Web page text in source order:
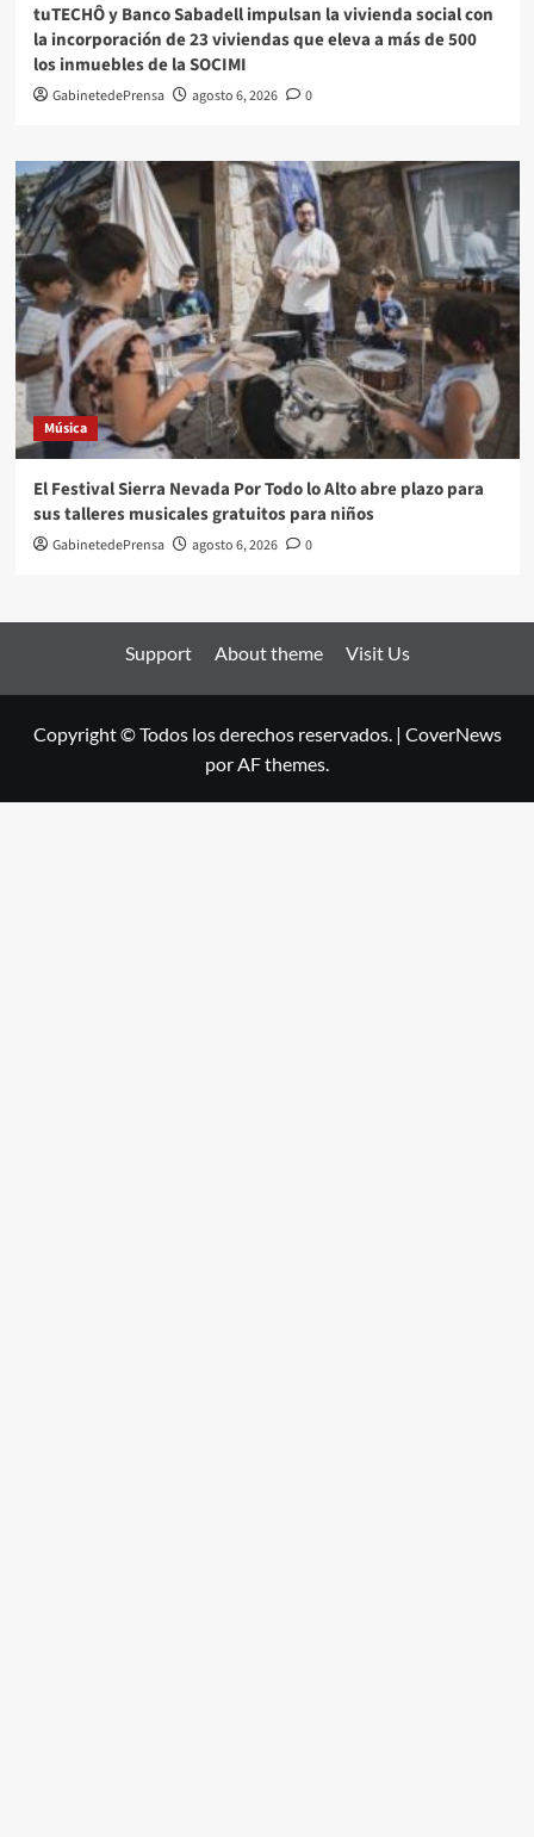
tuTECHÔ y Banco Sabadell impulsan la vivienda social con
la incorporación de 23 viviendas que eleva a más de 500
los inmuebles de la SOCIMI
GabinetedePrensa agosto 6, 2026 0
Música
El Festival Sierra Nevada Por Todo lo Alto abre plazo para
sus talleres musicales gratuitos para niños
GabinetedePrensa agosto 6, 2026 0
Support About theme Visit Us
Copyright © Todos los derechos reservados. | CoverNews
por AF themes.